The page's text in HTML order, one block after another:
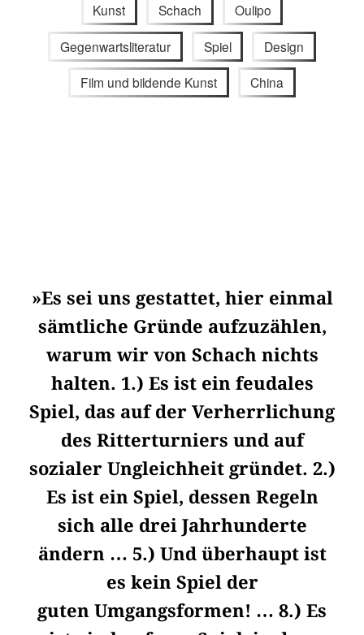
Kunst Schach Oulipo
Gegenwartsliteratur Spiel Design
Film und bildende Kunst China
»Es sei uns gestattet, hier einmal
sämtliche Gründe aufzuzählen,
warum wir von Schach nichts
halten. 1.) Es ist ein feudales
Spiel, das auf der Verherrlichung
des Ritterturniers und auf
sozialer Ungleichheit gründet. 2.)
Es ist ein Spiel, dessen Regeln
sich alle drei Jahrhunderte
ändern … 5.) Und überhaupt ist
es kein Spiel der
guten Umgangsformen! … 8.) Es